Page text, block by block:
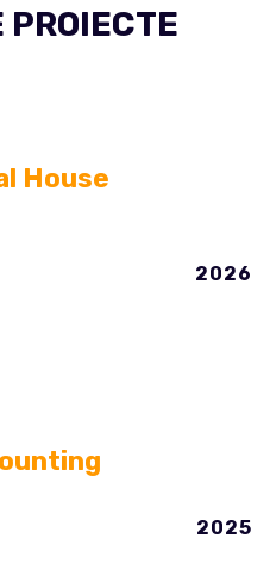
PROIECTE
House
2026
2025